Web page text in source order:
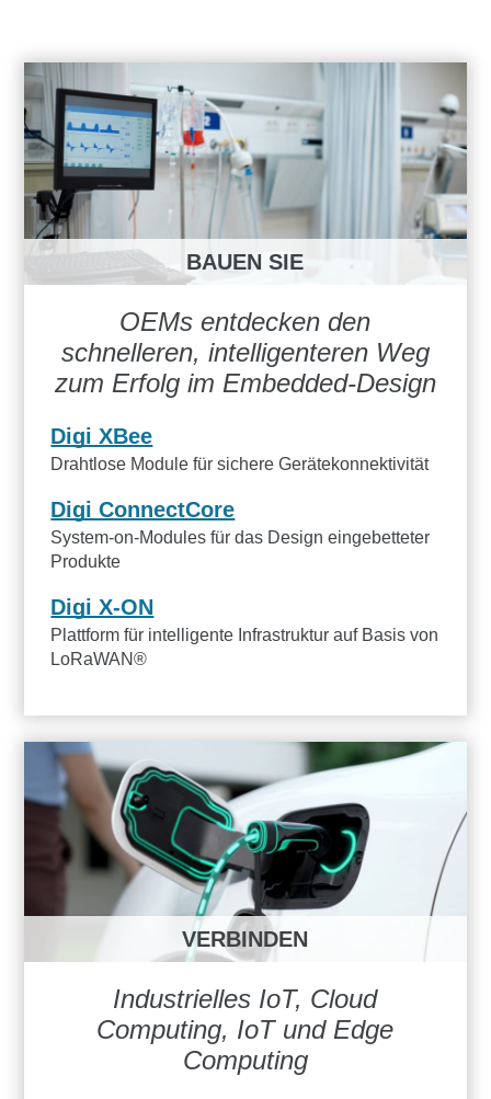
BAUEN SIE
OEMs entdecken den
schnelleren, intelligenteren Weg
zum Erfolg im Embedded-Design
Digi XBee
Drahtlose Module für sichere Gerätekonnektivität
Digi ConnectCore
System-on-Modules für das Design eingebetteter
Produkte
Digi X-ON
Plattform für intelligente Infrastruktur auf Basis von
LoRaWAN®
VERBINDEN
Industrielles IoT, Cloud
Computing, IoT und Edge
Computing